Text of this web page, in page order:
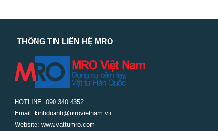
THÔNG TIN LIÊN HỆ MRO
HOTLINE: 090 340 4352
Email: kinhdoanh@mrovietnam.vn
Website: www.vattumro.com